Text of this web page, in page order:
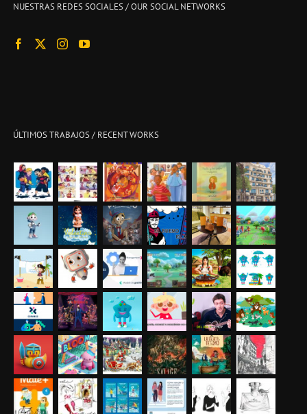
NUESTRAS REDES SOCIALES / OUR SOCIAL NETWORKS
ÚLTIMOS TRABAJOS / RECENT WORKS